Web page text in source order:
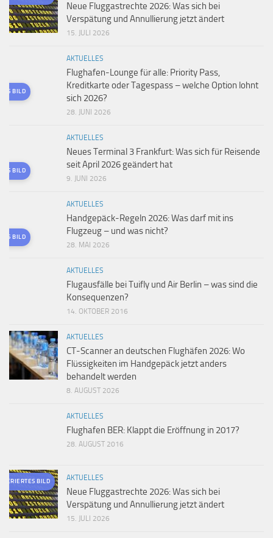
Neue Fluggastrechte 2026: Was sich bei
Verspätung und Annullierung jetzt ändert
15. JULI 2026
BILD
AKTUELLES
Flughafen-Lounge für alle: Priority Pass,
Kreditkarte oder Tagespass – welche Option lohnt
sich 2026?
28. JUNI 2026
BILD
AKTUELLES
Neues Terminal 3 Frankfurt: Was sich für Reisende
seit April 2026 geändert hat
9. JUNI 2026
BILD
AKTUELLES
Handgepäck-Regeln 2026: Was darf mit ins
Flugzeug – und was nicht?
28. MAI 2026
AKTUELLES
Flugausfälle bei Tuifly und Air Berlin – was sind die
Konsequenzen?
14. OKTOBER 2016
AKTUELLES
CT-Scanner an deutschen Flughäfen 2026: Wo
Flüssigkeiten im Handgepäck jetzt anders
behandelt werden
8. AUGUST 2026
AKTUELLES
Flughafen BER: Klappt die Eröffnung in 2017?
28. AUGUST 2016
BILD AKTUELLES
Neue Fluggastrechte 2026: Was sich bei
Verspätung und Annullierung jetzt ändert
15. JULI 2026